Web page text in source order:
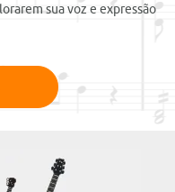
sua voz e expressão